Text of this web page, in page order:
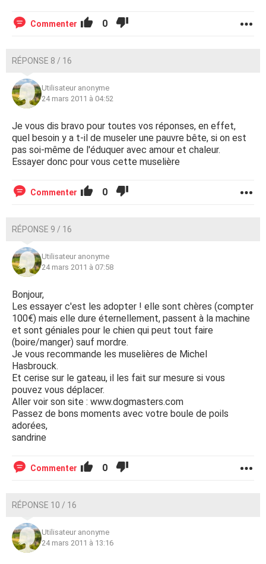
Commenter 0
RÉPONSE 8 / 16
Utilisateur anonyme
24 mars 2011 à 04:52
Je vous dis bravo pour toutes vos réponses, en effet,
quel besoin y a t-il de museler une pauvre bête, si on est
pas soi-même de l'éduquer avec amour et chaleur.
Essayer donc pour vous cette muselière
Commenter 0
RÉPONSE 9 / 16
Utilisateur anonyme
24 mars 2011 à 07:58
Bonjour,
Les essayer c'est les adopter ! elle sont chères (compter
100€) mais elle dure éternellement, passent à la machine
et sont géniales pour le chien qui peut tout faire
(boire/manger) sauf mordre.
Je vous recommande les muselières de Michel
Hasbrouck.
Et cerise sur le gateau, il les fait sur mesure si vous
pouvez vous déplacer.
Aller voir son site : www.dogmasters.com
Passez de bons moments avec votre boule de poils
adorées,
sandrine
Commenter 0
RÉPONSE 10 / 16
Utilisateur anonyme
24 mars 2011 à 13:16